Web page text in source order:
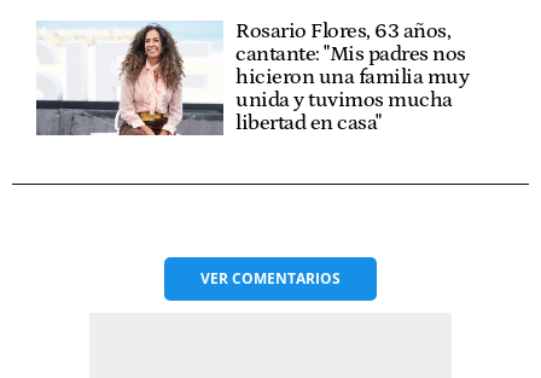
Rosario Flores, 63 años,
cantante: "Mis padres nos
hicieron una familia muy
unida y tuvimos mucha
libertad en casa"
VERCOMENTARIOS